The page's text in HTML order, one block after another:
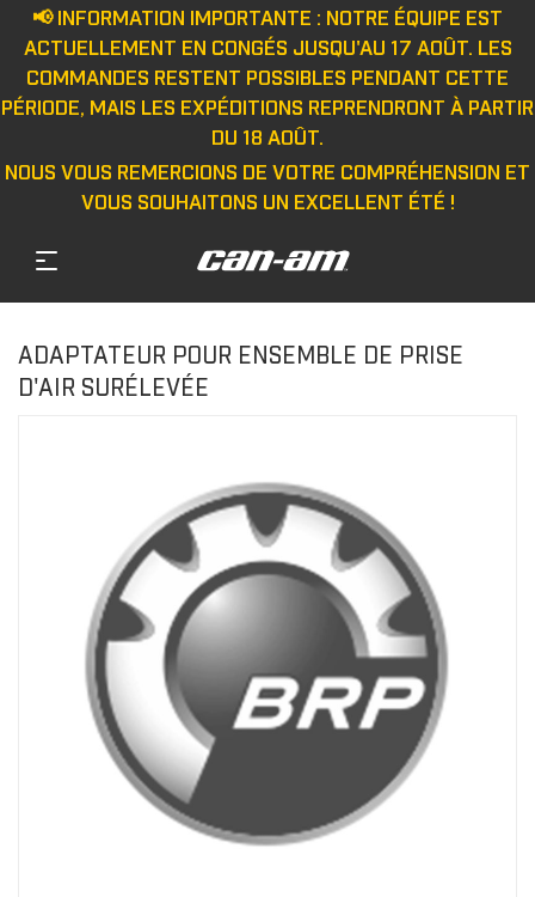
📢 INFORMATION IMPORTANTE : NOTRE ÉQUIPE EST
ACTUELLEMENT EN CONGÉS JUSQU'AU 17 AOÛT. LES
COMMANDES RESTENT POSSIBLES PENDANT CETTE
PÉRIODE, MAIS LES EXPÉDITIONS REPRENDRONT À PARTIR
DU 18 AOÛT.
NOUS VOUS REMERCIONS DE VOTRE COMPRÉHENSION ET
VOUS SOUHAITONS UN EXCELLENT ÉTÉ !
ADAPTATEUR POUR ENSEMBLE DE PRISE
D'AIR SURÉLEVÉE